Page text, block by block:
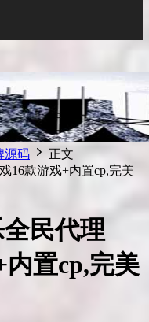
源码 正文
民代理
内置cp,完美